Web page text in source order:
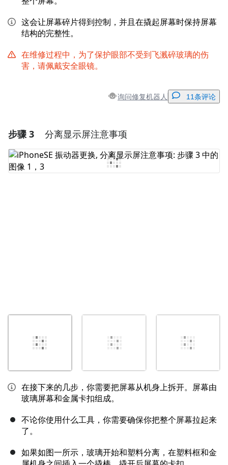
这会让屏幕碎片得到控制，并且在撬起屏幕时保持屏幕
结构的完整性。
在维修过程中，为了保护眼部不受到飞溅碎玻璃的伤
害，请佩戴安全眼镜。
询问修复机器人 11条评论
添加一条评论
添加评论
步骤 3 分离显示屏注意事项
在接下来的几步，你需要把屏幕从机身上拆开。屏幕由
玻璃屏幕和金属卡扣组成。
不论你使用什么工具，你需要确保你把整个屏幕拉起来
了。
如果如图一所示，玻璃开始和塑料分离，在塑料框和金